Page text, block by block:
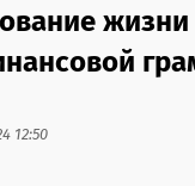
12:50